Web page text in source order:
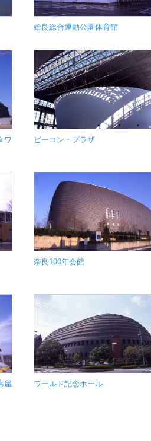
姶良総合運動公園体育館
ワ
ビーコン・プラザ
奈良100年会館
屋
ワールド記念ホール